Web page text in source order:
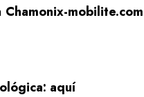
Chamonix-mobilite.com
aquí